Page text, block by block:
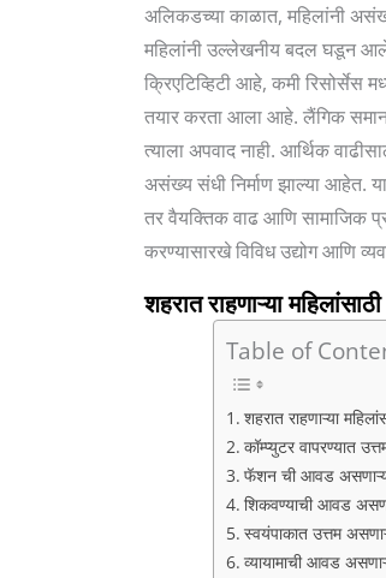
अलिकडच्या काळात, महिलांनी
महिलांनी उल्लेखनीय बदल घडून आले
क्रिएटिव्हिटी आहे, कमी रिसोर्सेस
तयार करता आला आहे. लैंगिक
त्याला अपवाद नाही. आर्थिक
असंख्य संधी निर्माण झाल्या आहेत.
तर वैयक्तिक वाढ आणि सामाजिक
करण्यासारखे विविध उद्योग आणि
शहरात राहणाऱ्या महिलांसाठी
Table of
शहरात राहणाऱ्या
कॉम्प्युटर वापरण्यात
फॅशन ची आवड
शिकवण्याची आवड
स्वयंपाकात उत्तम
व्यायामाची आवड